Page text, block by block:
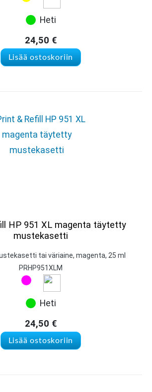
Heti
24,50 €
Lisää ostoskoriin
HP 951 XL magenta täytetty
mustekasetti
tai väriaine, magenta, 25 ml
PRHP951XLM
Heti
24,50 €
Lisää ostoskoriin